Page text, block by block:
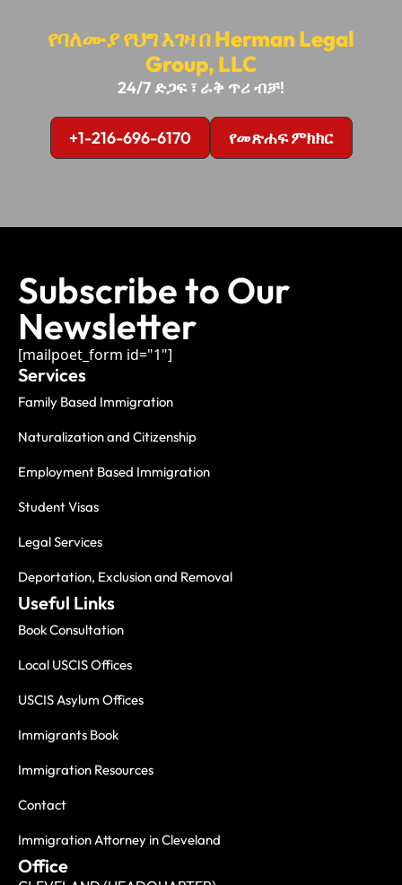
የባለሙያ የህግ እገዛ በ Herman Legal
Group, LLC
24/7 ድጋፍ ፣ ራቅ ጥሪ ብቻ!
+1-216-696-6170 የመጽሐፍ ምክክር
Subscribe to Our
Newsletter
[mailpoet_form id="1"]
Services
Family Based Immigration
Naturalization and Citizenship
Employment Based Immigration
Student Visas
Legal Services
Deportation, Exclusion and Removal
Useful Links
Book Consultation
Local USCIS Offices
USCIS Asylum Offices
Immigrants Book
Immigration Resources
Contact
Immigration Attorney in Cleveland
Office